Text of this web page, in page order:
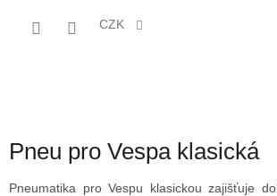
CZK
Pneu pro Vespa klasická
Pneumatika pro Vespu klasickou zajišťuje